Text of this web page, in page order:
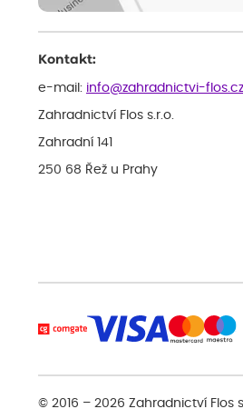
Kontakt:
e-mail: info@zahradnictvi-flos.cz
Zahradnictví Flos s.r.o.
Zahradní 141
250 68 Řež u Prahy
© 2016 – 2026 Zahradnictví Flos